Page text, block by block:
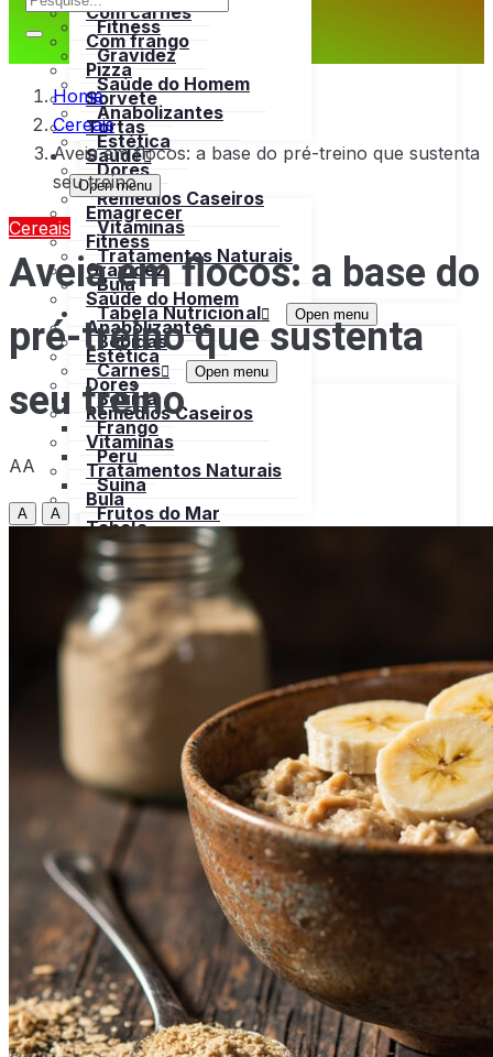
Fitness
Gravidez
Saúde do Homem
Anabolizantes
Estética
Dores
Remédios Caseiros
Vitaminas
Tratamentos Naturais
Bula
Tabela Nutricional
Open menu
Bebidas
Carnes
Open menu
Bovina
Frango
Peru
Suína
Frutos do Mar
Cereais
Frutas
Gorduras e Óleos
Leite e Derivados
Verduras, Hortaliças
X
Com carnes
Com frango
Pizza
Sorvete
Tortas
Saúde
Open menu
Emagrecer
Fitness
Gravidez
Saúde do Homem
Anabolizantes
Estética
Dores
Remédios Caseiros
Vitaminas
Tratamentos Naturais
Bula
Tabela
Nutricional
Open menu
Bebidas
Carnes
Open menu
Bovina
Frutos do Mar
Cereais
Frutas
Gorduras e Óleos
Leite e Derivados
Verduras, Hortaliças
Bula
Home
Cereais
Aveia em flocos: a base do pré-treino que sustenta
seu treino
Cereais
Aveia em flocos: a base do
pré-treino que sustenta
seu treino
AA
A A